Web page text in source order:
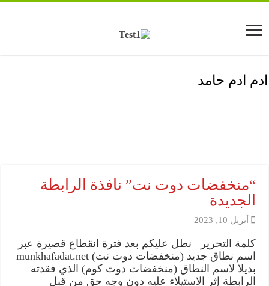
ادم ادم حامد
“منخفضات دوت نت” نافذة الرابطة
الجديدة
أبريل 10, 2023
كلمة التحرير نطل عليكم بعد فترة انقطاع قصيرة عبر
اسم نطاق جديد (منخفضات دوت نت) munkhafadat.net
بديلا لاسم النطاق (منخفضات دوت كوم) الذي فقدته
الرابطة إثر الاستيلاء عليه دون وجه حق من قبل